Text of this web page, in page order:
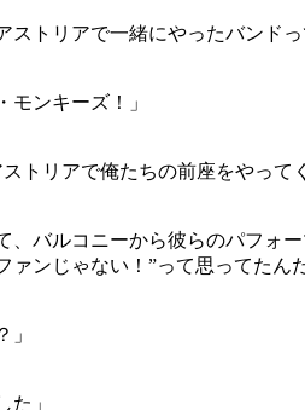
ストリアで一緒にやったバンドっ
モンキーズ！」
トリアで俺たちの前座をやって
、バルコニーから彼らのパフォ
ァンじゃない！”って思ってた
」
た」